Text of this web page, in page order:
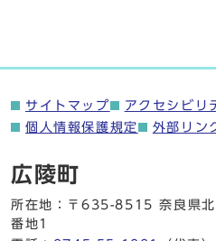
サイトマップ アクセシビリ
個人情報保護規定
外部リン
広陵町
所在地：〒635-8515 奈良県
番地1